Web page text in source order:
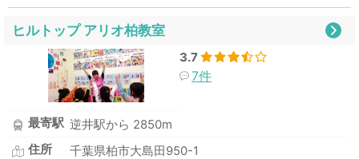
ヒルトップ アリオ柏教室
3.7
7件
最寄駅 逆井駅から 2850m
住所
千葉県柏市大島田950-1